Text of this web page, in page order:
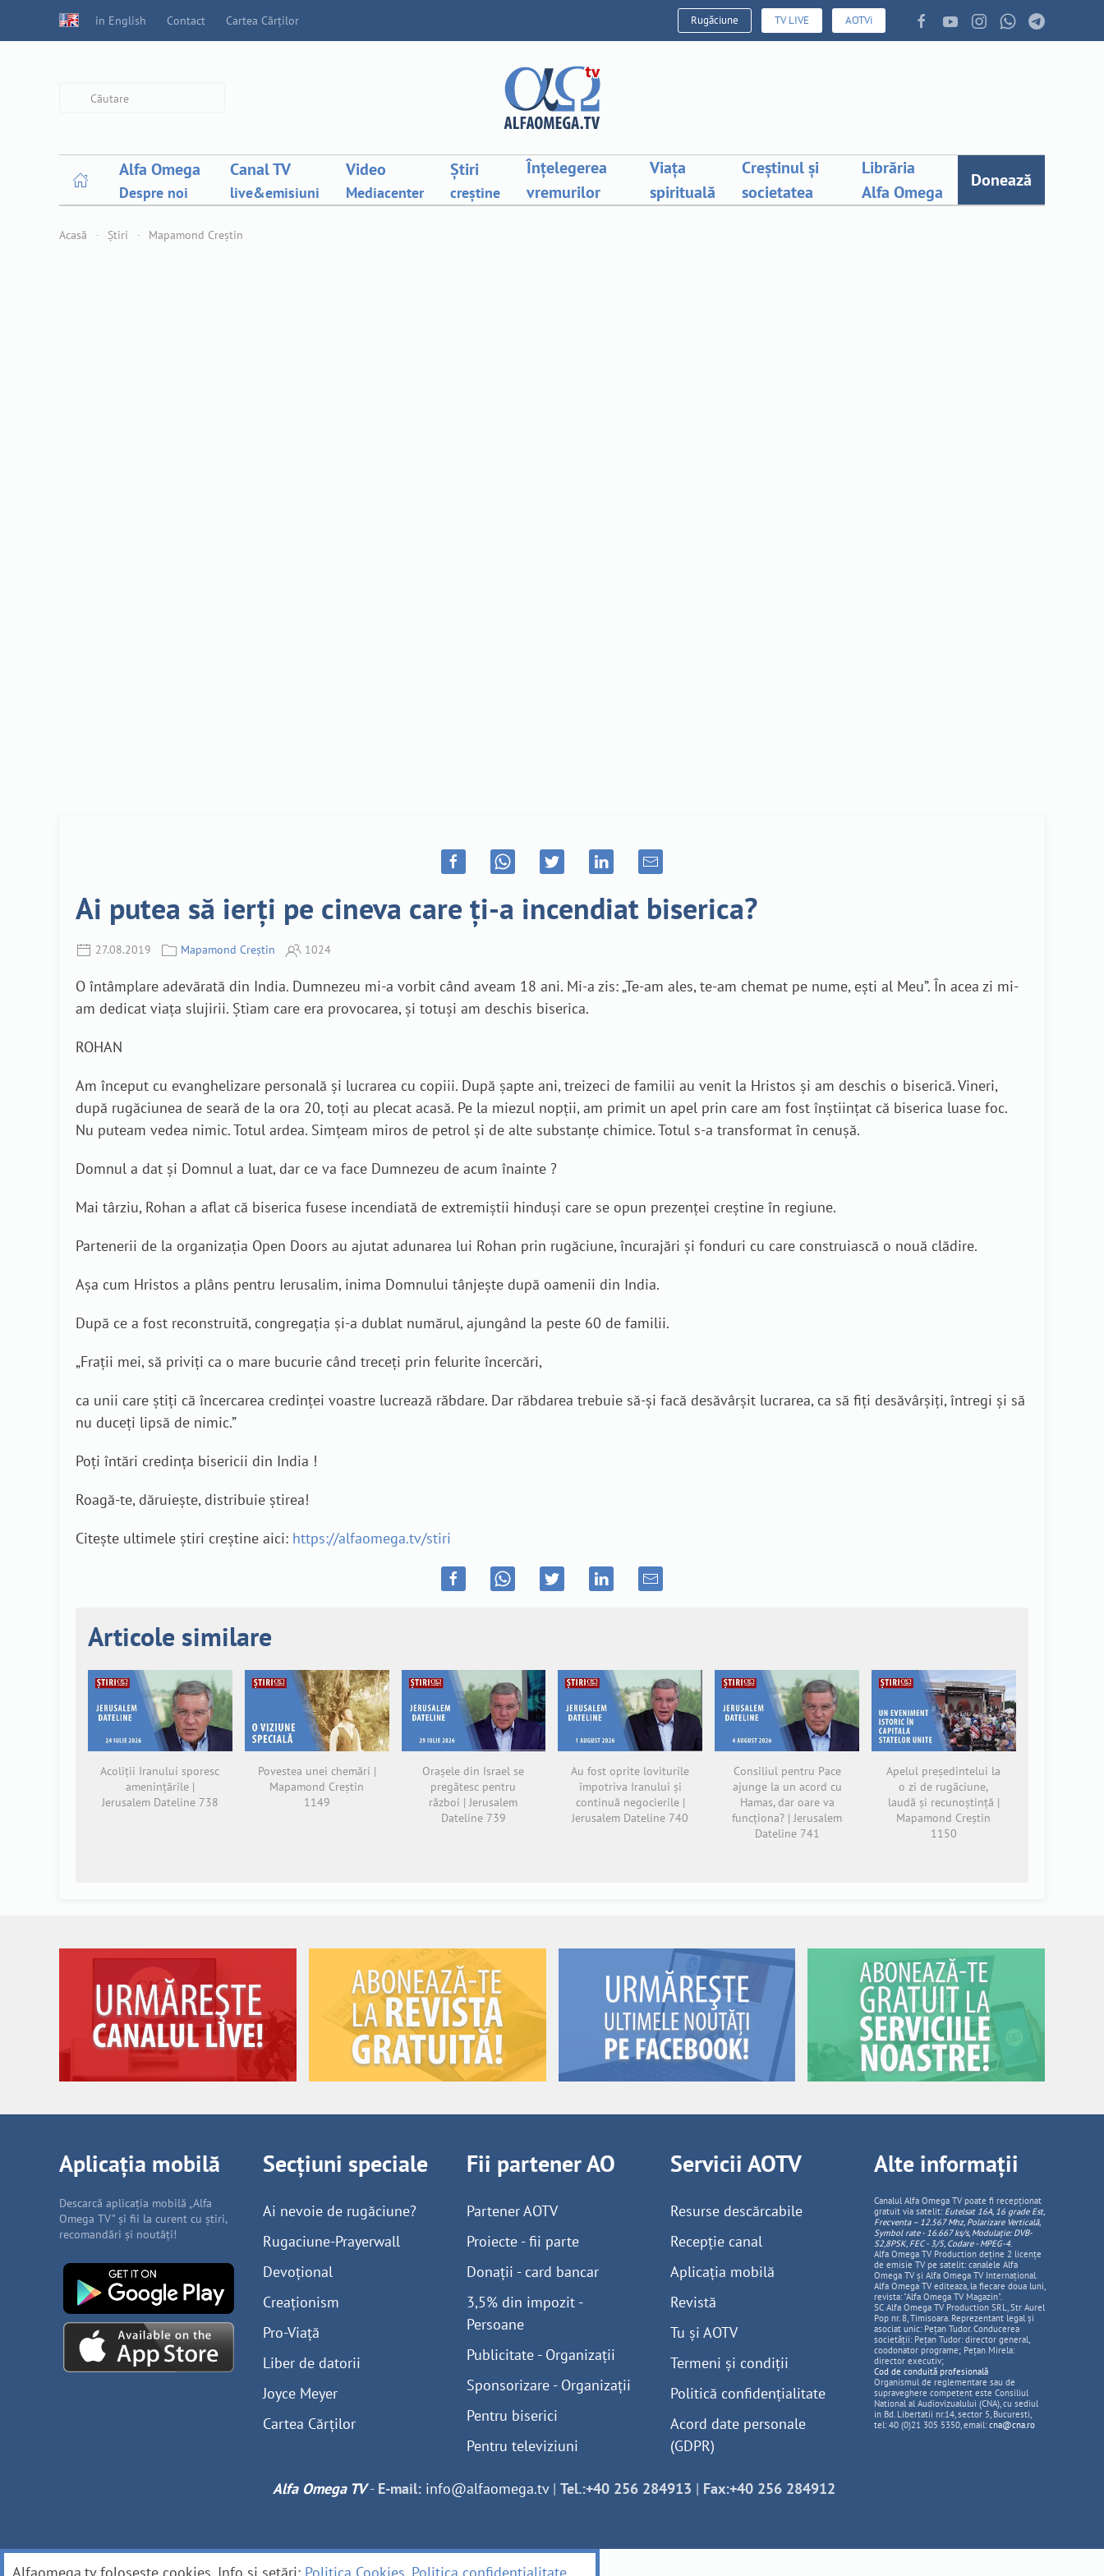
in English Contact Cartea Cărților Rugăciune TV LIVE AOTVi
Alfa Omega
Despre noi
Canal TV
live&emisiuni
Video
Mediacenter
Știri
creștine
Înțelegerea
vremurilor
Viața
spirituală
Creștinul și
societatea
Librăria
Alfa Omega
Donează
Acasă Știri Mapamond Creștin
Ai putea să ierți pe cineva care ți-a incendiat biserica?
27.08.2019 Mapamond Creștin 1024
O întâmplare adevărată din India. Dumnezeu mi-a vorbit când aveam 18 ani. Mi-a zis: „Te-am ales, te-am chemat pe nume, ești al Meu”. În acea zi mi-
am dedicat viața slujirii. Știam care era provocarea, și totuși am deschis biserica.
ROHAN
Am început cu evanghelizare personală și lucrarea cu copiii. După șapte ani, treizeci de familii au venit la Hristos și am deschis o biserică. Vineri,
după rugăciunea de seară de la ora 20, toți au plecat acasă. Pe la miezul nopții, am primit un apel prin care am fost înștiințat că biserica luase foc.
Nu puteam vedea nimic. Totul ardea. Simțeam miros de petrol și de alte substanțe chimice. Totul s-a transformat în cenușă.
Domnul a dat și Domnul a luat, dar ce va face Dumnezeu de acum înainte ?
Mai târziu, Rohan a aflat că biserica fusese incendiată de extremiștii hinduși care se opun prezenței creștine în regiune.
Partenerii de la organizația Open Doors au ajutat adunarea lui Rohan prin rugăciune, încurajări și fonduri cu care construiască o nouă clădire.
Așa cum Hristos a plâns pentru Ierusalim, inima Domnului tânjește după oamenii din India.
După ce a fost reconstruită, congregația și-a dublat numărul, ajungând la peste 60 de familii.
„Fraţii mei, să priviţi ca o mare bucurie când treceţi prin felurite încercări,
ca unii care ştiţi că încercarea credinţei voastre lucrează răbdare. Dar răbdarea trebuie să-şi facă desăvârşit lucrarea, ca să fiţi desăvârşiţi, întregi şi să
nu duceţi lipsă de nimic.”
Poți întări credința bisericii din India !
Roagă-te, dăruiește, distribuie știrea!
Citește ultimele știri creștine aici: https://alfaomega.tv/stiri
Articole similare
Acoliții Iranului sporesc
amenințările |
Jerusalem Dateline 738
Povestea unei chemări |
Mapamond Creștin
1149
Orașele din Israel se
pregătesc pentru
război | Jerusalem
Dateline 739
Au fost oprite loviturile
împotriva Iranului și
continuă negocierile |
Jerusalem Dateline 740
Consiliul pentru Pace
ajunge la un acord cu
Hamas, dar oare va
funcționa? | Jerusalem
Dateline 741
Apelul președintelui la
o zi de rugăciune,
laudă și recunoștință |
Mapamond Creștin
1150
Aplicația mobilă
Descarcă aplicația mobilă „Alfa
Omega TV” și fii la curent cu știri,
recomandări și noutăți!
Secțiuni speciale
Ai nevoie de rugăciune?
Rugaciune-Prayerwall
Devoțional
Creaționism
Pro-Viață
Liber de datorii
Joyce Meyer
Cartea Cărților
Fii partener AO
Partener AOTV
Proiecte - fii parte
Donații - card bancar
3,5% din impozit -
Persoane
Publicitate - Organizații
Sponsorizare - Organizații
Pentru biserici
Pentru televiziuni
Servicii AOTV
Resurse descărcabile
Recepție canal
Aplicația mobilă
Revistă
Tu și AOTV
Termeni și condiții
Politică confidențialitate
Acord date personale
(GDPR)
Alte informații
Canalul Alfa Omega TV poate fi recepționat
gratuit via satelit: Eutelsat 16A, 16 grade Est,
Frecventa – 12.567 Mhz, PolarizareVerticală,
Symbol rate - 16.667 ks/s, Modulație: DVB-
S2,8PSK, FEC - 3/5, Codare - MPEG-4.
Alfa Omega TV Production deține 2 licențe
de emisie TV pe satelit: canalele Alfa
Omega TV și Alfa Omega TV Internațional.
Alfa Omega TV editeaza, la fiecare doua luni,
revista: "Alfa Omega TV Magazin".
SC Alfa Omega TV Production SRL, Str Aurel
Pop nr. 8, Timisoara. Reprezentant legal și
asociat unic: Pețan Tudor. Conducerea
societății: Pețan Tudor: director general,
coodonator programe; Pețan Mirela:
director executiv;
Cod de conduită profesională
Organismul de reglementare sau de
supraveghere competent este Consiliul
National al Audiovizualului (CNA), cu sediul
in Bd. Libertatii nr.14, sector 5, Bucuresti,
tel: 40 (0)21 305 5350, email: cna@cna.ro
Alfa Omega TV- E-mail: info@alfaomega.tv| Tel.:+40 256 284913 | Fax:+40 256 284912